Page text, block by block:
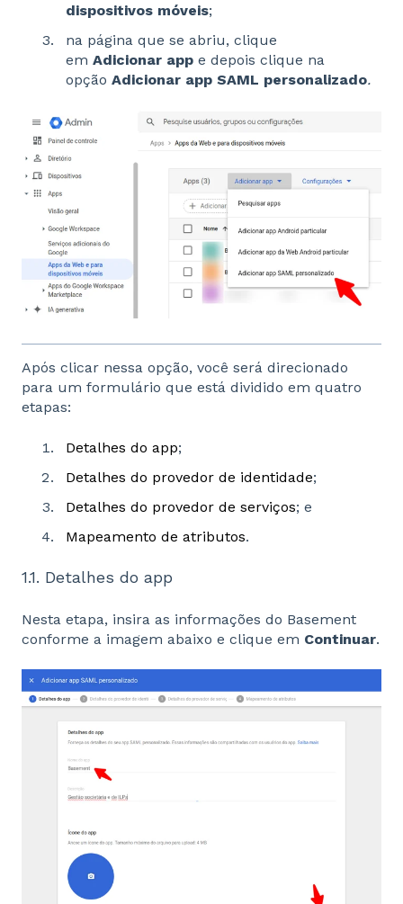
dispositivos móveis;
na página que se abriu, clique
em Adicionar app e depois clique na
opção Adicionar app SAML personalizado.
Após clicar nessa opção, você será direcionado
para um formulário que está dividido em quatro
etapas:
Detalhes do app;
Detalhes do provedor de identidade;
Detalhes do provedor de serviços; e
Mapeamento de atributos.
1.1. Detalhes do app
Nesta etapa, insira as informações do Basement
conforme a imagem abaixo e clique em Continuar.